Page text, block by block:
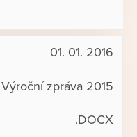
01. 01. 2016
Výroční zpráva 2015
.DOCX